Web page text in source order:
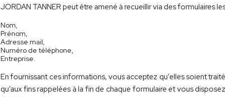
JORDAN TANNER peut être amené à recueillir via des formulaires
Nom,
Prénom,
Adresse mail,
Numéro de téléphone,
Entreprise.
En fournissant ces informations, vous acceptez qu’elles soient
qu’aux fins rappelées à la fin de chaque formulaire et vous